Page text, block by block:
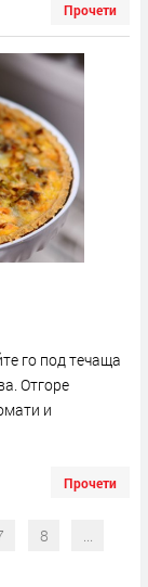
Прочети
го под течаща
Отгоре
и
Прочети
8 ...